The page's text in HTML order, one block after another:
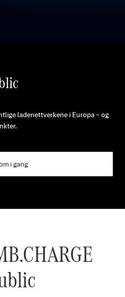
ladenettverkene i Europa – og
i gang